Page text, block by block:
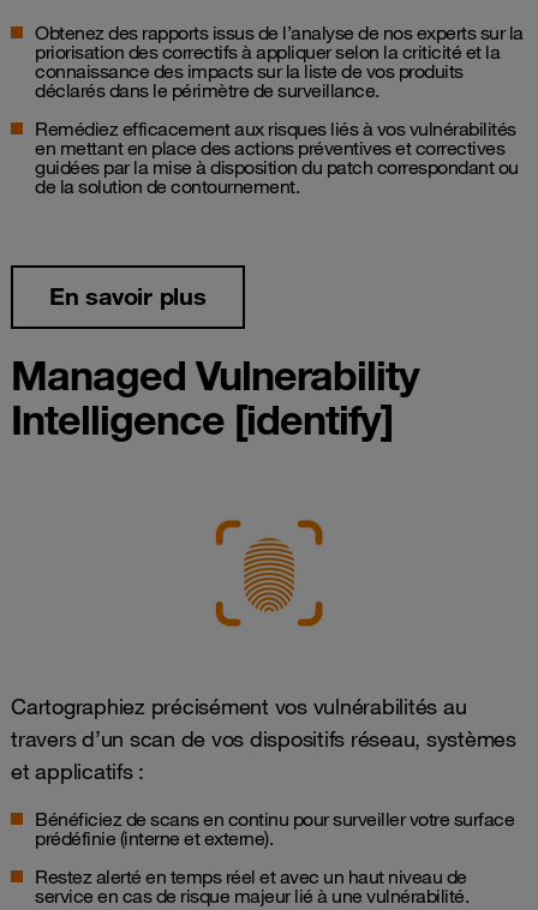
Obtenez des rapports issus de l’analyse de nos experts sur la
priorisation des correctifs à appliquer selon la criticité et la
connaissance des impacts sur la liste de vos produits
déclarés dans le périmètre de surveillance.
Remédiez efficacement aux risques liés à vos vulnérabilités
en mettant en place des actions préventives et correctives
guidées par la mise à disposition du patch correspondant ou
de la solution de contournement.
En savoir plus
Managed Vulnerability
Intelligence [identify]
Cartographiez précisément vos vulnérabilités au
travers d’un scan de vos dispositifs réseau, systèmes
et applicatifs :
Bénéficiez de scans en continu pour surveiller votre surface
prédéfinie (interne et externe).
Restez alerté en temps réel et avec un haut niveau de
service en cas de risque majeur lié à une vulnérabilité.